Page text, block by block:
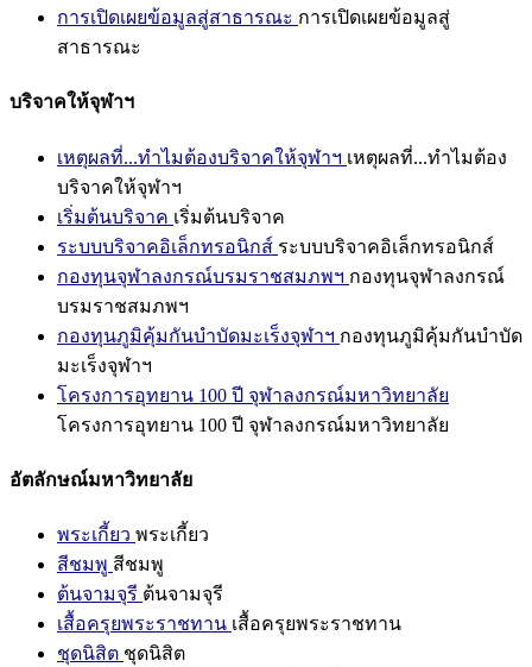
การเปิดเผยข้อมูลสู่สาธารณะ การเปิดเผยข้อมูลสู่
สาธารณะ
บริจาคให้จุฬาฯ
เหตุผลที่...ทำไมต้องบริจาคให้จุฬาฯ เหตุผลที่...ทำไมต้อง
บริจาคให้จุฬาฯ
เริ่มต้นบริจาค เริ่มต้นบริจาค
ระบบบริจาคอิเล็กทรอนิกส์ ระบบบริจาคอิเล็กทรอนิกส์
กองทุนจุฬาลงกรณ์บรมราชสมภพฯ กองทุนจุฬาลงกรณ์
บรมราชสมภพฯ
กองทุนภูมิคุ้มกันบำบัดมะเร็งจุฬาฯ กองทุนภูมิคุ้มกันบำบัด
มะเร็งจุฬาฯ
โครงการอุทยาน 100 ปี จุฬาลงกรณ์มหาวิทยาลัย
โครงการอุทยาน 100 ปี จุฬาลงกรณ์มหาวิทยาลัย
อัตลักษณ์มหาวิทยาลัย
พระเกี้ยว พระเกี้ยว
สีชมพู สีชมพู
ต้นจามจุรี ต้นจามจุรี
เสื้อครุยพระราชทาน เสื้อครุยพระราชทาน
ชุดนิสิต ชุดนิสิต